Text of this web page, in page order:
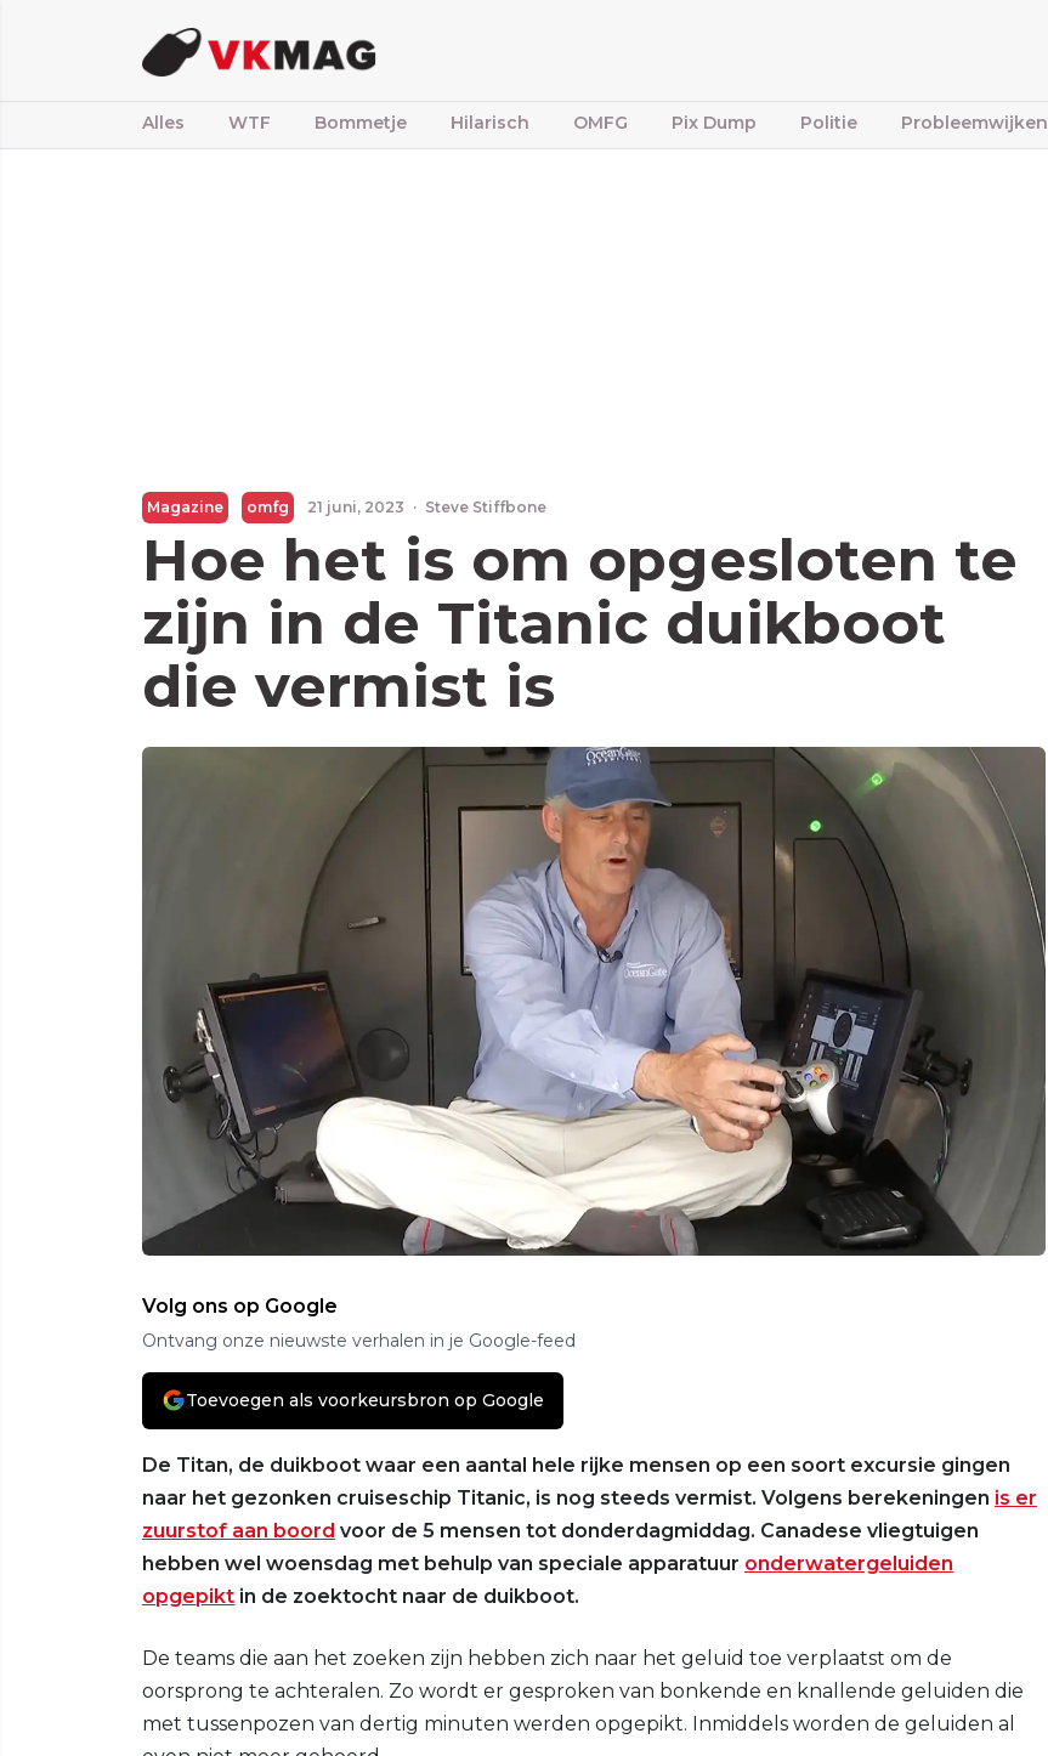
Alles WTF Bommetje Hilarisch OMFG Pix Dump Politie Probleemwijken
Magazine omfg 21 juni, 2023 · Steve Stiffbone
Hoe het is om opgesloten te
zijn in de Titanic duikboot
die vermist is
Volg ons op Google
Ontvang onze nieuwste verhalen in je Google-feed
Toevoegen als voorkeursbron op Google
De Titan, de duikboot waar een aantal hele rijke mensen op een soort excursie gingen
naar het gezonken cruiseschip Titanic, is nog steeds vermist. Volgens berekeningen is er
zuurstof aan boord voor de 5 mensen tot donderdagmiddag. Canadese vliegtuigen
hebben wel woensdag met behulp van speciale apparatuur onderwatergeluiden
opgepikt in de zoektocht naar de duikboot.
De teams die aan het zoeken zijn hebben zich naar het geluid toe verplaatst om de
oorsprong te achteralen. Zo wordt er gesproken van bonkende en knallende geluiden die
met tussenpozen van dertig minuten werden opgepikt. Inmiddels worden de geluiden al